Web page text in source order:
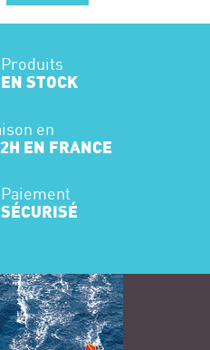
Produits
EN STOCK
en
EN FRANCE
Paiement
SÉCURISÉ